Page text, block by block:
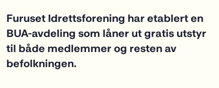
Furuset Idrettsforening har etablert en
BUA-avdeling som låner ut gratis utstyr
til både medlemmer og resten av
befolkningen.